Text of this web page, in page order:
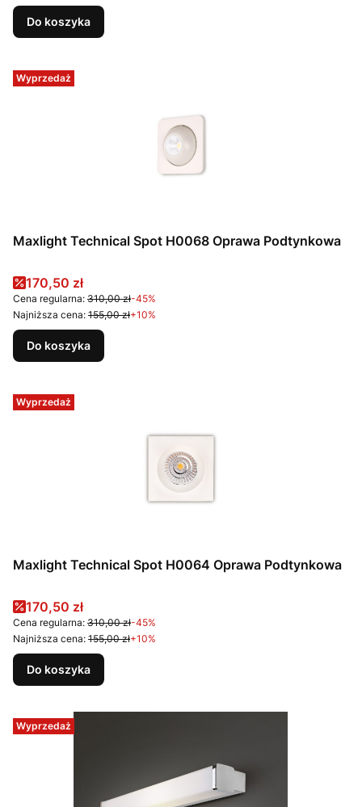
Do koszyka
Wyprzedaż
Maxlight Technical Spot H0068 Oprawa Podtynkowa
Cena promocyjna
170,50 zł
Cena regularna: 310,00 zł-45%
Najniższa cena: 155,00 zł+10%
Do koszyka
Wyprzedaż
Maxlight Technical Spot H0064 Oprawa Podtynkowa
Cena promocyjna
170,50 zł
Cena regularna: 310,00 zł-45%
Najniższa cena: 155,00 zł+10%
Do koszyka
Wyprzedaż